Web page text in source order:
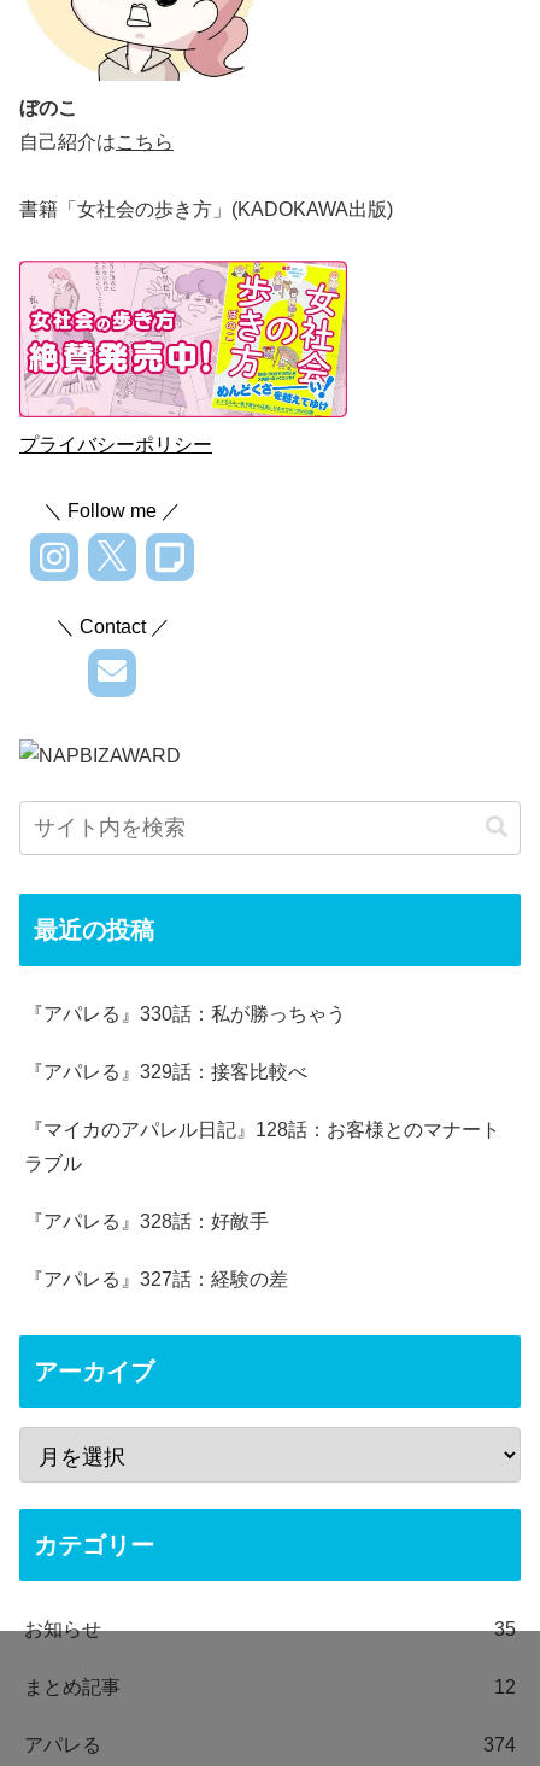
ぼのこ
自己紹介はこちら
書籍「女社会の歩き方」(KADOKAWA出版)
プライバシーポリシー
＼ Follow me ／
＼ Contact ／
最近の投稿
『アパレる』330話：私が勝っちゃう
『アパレる』329話：接客比較べ
『マイカのアパレル日記』128話：お客様とのマナート
ラブル
『アパレる』328話：好敵手
『アパレる』327話：経験の差
アーカイブ
カテゴリー
お知らせ 35
まとめ記事 12
アパレる 374